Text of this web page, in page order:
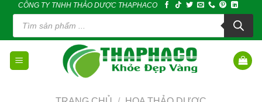
content
CÔNG TY TNHH THẢO DƯỢC THAPHACO
Tìm
kiếm
phẩm